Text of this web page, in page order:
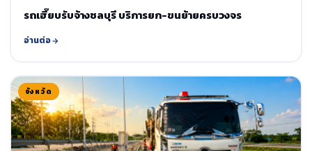
รถเฮี๊ยบรับจ้างชลบุรี บริการยก-ขนย้ายครบวงจร
อ่านต่อ
จังหวัด